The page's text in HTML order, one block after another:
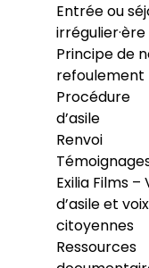
Entrée ou
irrégulier·ère
Principe de
refoulement
Procédure
d’asile
Renvoi
Exilia Films –
d’asile et voix
citoyennes
Ressources